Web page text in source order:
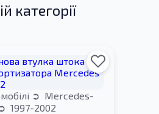
категорії
Mercedes-
1997-2002